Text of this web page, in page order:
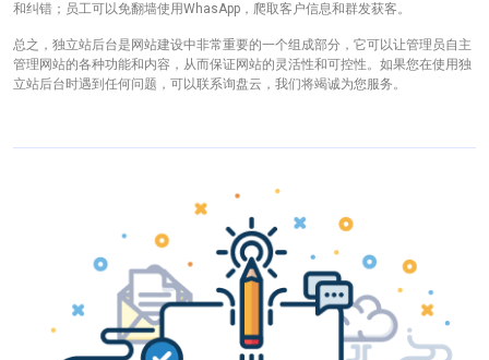
和纠错；员工可以免翻墙使用WhasApp，爬取客户信息和群发获客。
总之，独立站后台是网站建设中非常重要的一个组成部分，它可以让管理员自主
管理网站的各种功能和内容，从而保证网站的灵活性和可控性。如果您在使用独
立站后台时遇到任何问题，可以联系询盘云，我们将竭诚为您服务。